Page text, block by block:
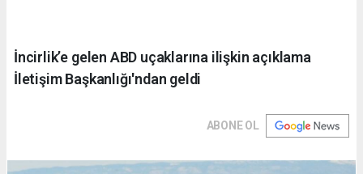
İncirlik’e gelen ABD uçaklarına ilişkin açıklama
İletişim Başkanlığı'ndan geldi
ABONE OL